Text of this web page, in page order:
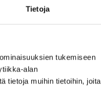
Tietoja
tukemiseen
alan
tietoja muihin tietoihin, joita